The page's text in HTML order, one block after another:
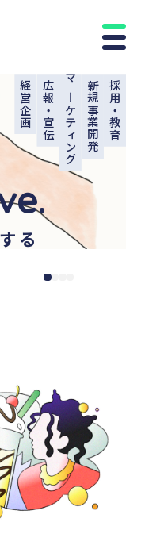
る
経営企画 広報・宣伝マーケティング新規事業開発採用・教育